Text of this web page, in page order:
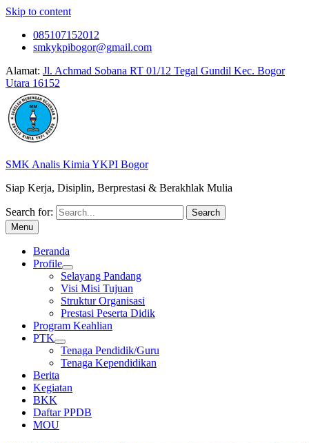
Skip to content
085107152012
smkykpibogor@gmail.com
Alamat: Jl. Achmad Sobana RT 01/12 Tegal Gundil Kec. Bogor
Utara 16152
SMK Analis Kimia YKPI Bogor
Siap Kerja, Disiplin, Berprestasi & Berakhlak Mulia
Search for:
Menu
Beranda
Profile
Selayang Pandang
Visi Misi Tujuan
Struktur Organisasi
Prestasi Peserta Didik
Program Keahlian
PTK
Tenaga Pendidik/Guru
Tenaga Kependidikan
Berita
Kegiatan
BKK
Daftar PPDB
MOU